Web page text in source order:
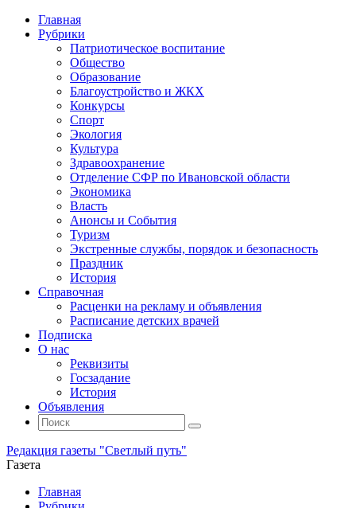
Главная
Рубрики
Патриотическое воспитание
Общество
Образование
Благоустройство и ЖКХ
Конкурсы
Спорт
Экология
Культура
Здравоохранение
Отделение СФР по Ивановской области
Экономика
Власть
Анонсы и События
Туризм
Экстренные службы, порядок и безопасность
Праздник
История
Справочная
Расценки на рекламу и объявления
Расписание детских врачей
Подписка
О нас
Реквизиты
Госзадание
История
Объявления
Поиск
Искать:
Поиск
Редакция газеты "Светлый путь"
Газета
Промотать
Главная